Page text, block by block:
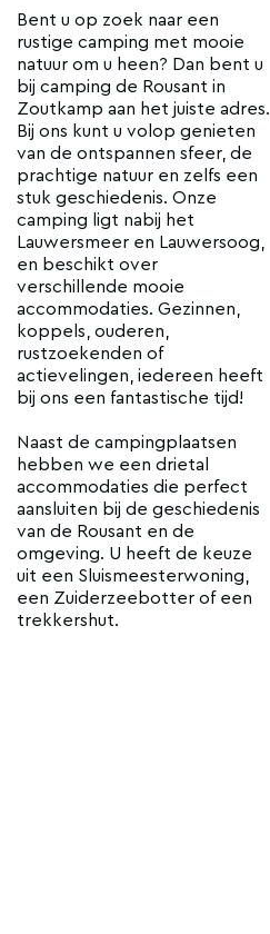
Bent u op zoek naar een
rustige camping met mooie
natuur om u heen? Dan bent u
bij camping de Rousant in
Zoutkamp aan het juiste adres.
Bij ons kunt u volop genieten
van de ontspannen sfeer, de
prachtige natuur en zelfs een
stuk geschiedenis. Onze
camping ligt nabij het
Lauwersmeer en Lauwersoog,
en beschikt over
verschillende mooie
accommodaties. Gezinnen,
koppels, ouderen,
rustzoekenden of
actievelingen, iedereen heeft
bij ons een fantastische tijd!
Naast de campingplaatsen
hebben we een drietal
accommodaties die perfect
aansluiten bij de geschiedenis
van de Rousant en de
omgeving. U heeft de keuze
uit een Sluismeesterwoning,
een Zuiderzeebotter of een
trekkershut.